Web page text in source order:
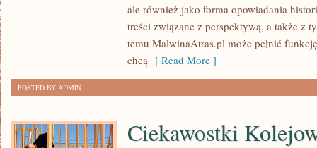
FOTOGRAFIIale również jako forma opowiadania
treści związane z perspektywą, a także z
temu MalwinaAtras.pl może pełnić
chcą [ Read More ]
POSTED BY ADMIN
Ciekawostki